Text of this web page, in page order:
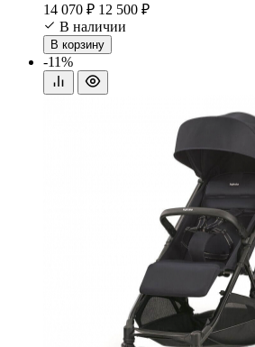
14 070 ₽ 12 500 ₽
В наличии
В корзину
-11%